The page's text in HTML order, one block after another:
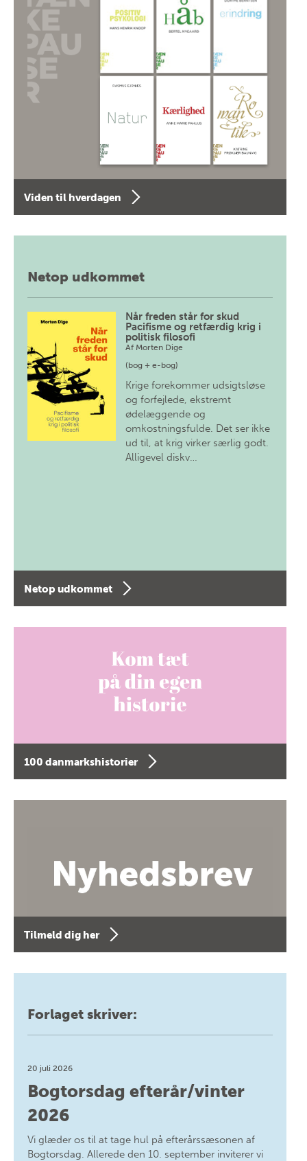
Viden til hverdagen
Netop udkommet
Når freden står for skud
Pacifisme og retfærdig krig i
politisk filosofi
Af Morten Dige
(bog + e-bog)
Krige forekommer udsigtsløse
og forfejlede, ekstremt
ødelæggende og
omkostningsfulde. Det ser ikke
ud til, at krig virker særlig godt.
Alligevel diskv…
Netop udkommet
100 danmarkshistorier
Tilmeld dig her
Forlaget skriver:
20 juli 2026
Bogtorsdag efterår/vinter
2026
Vi glæder os til at tage hul på efterårssæsonen af
Bogtorsdag. Allerede den 10. september inviterer vi